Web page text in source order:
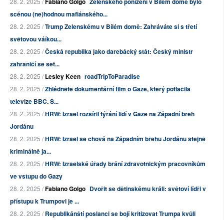
scénou (ne)hodnou mafiánského...
28. 2. 2025 /Trump Zelenskému v Bílém domě: Zahráváte si s třetí
světovou váíkou...
28. 2. 2025 /Česká republika jako darebácký stát: Český ministr
zahraničí se set...
28. 2. 2025 /Lesley Keen roadTripToParadise
28. 2. 2025 /Zhlédněte dokumentární film o Gaze, který potlačila
televize BBC. S...
28. 2. 2025 /HRW: Izrael rozšířil týrání lidí v Gaze na Západní břeh
Jordánu
28. 2. 2025 /HRW: Izrael se chová na Západním břehu Jordánu stejně
kriminálně ja...
28. 2. 2025 /HRW: Izraelské úřady brání zdravotnickým pracovníkům
ve vstupu do Gazy
28. 2. 2025 /Fabiano Golgo Dvořit se dětinskému králi: světoví lídři v
přístupu k Trumpovi je ...
28. 2. 2025 /Republikánští poslanci se bojí kritizovat Trumpa kvůli